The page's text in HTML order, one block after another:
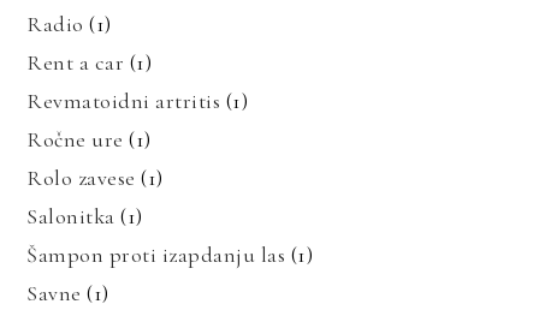
Radio (1)
Rent a car (1)
Revmatoidni artritis (1)
Ročne ure (1)
Rolo zavese (1)
Salonitka (1)
Šampon proti izapdanju las (1)
Savne (1)